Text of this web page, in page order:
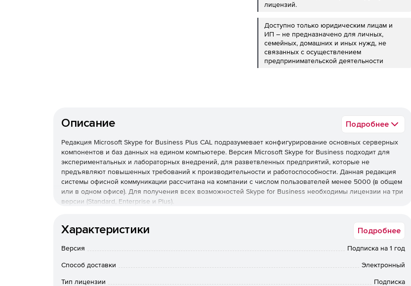
лицензий.
Доступно только юридическим лицам и
ИП – не предназначено для личных,
семейных, домашних и иных нужд, не
связанных с осуществлением
предпринимательской деятельности
Описание Подробнее
Редакция Microsoft Skype for Business Plus CAL подразумевает конфигурирование основных серверных
компонентов и баз данных на едином компьютере. Версия Microsoft Skype for Business подходит для
экспериментальных и лабораторных внедрений, для разветвленных предприятий, которые не
предъявляют повышенных требований к производительности и работоспособности. Данная редакция
системы офисной коммуникации рассчитана на компании с числом пользователей менее 5000 (в общем
или в одном офисе). Для получения всех возможностей Skype for Business необходимы лицензии на три
версии (Standard, Enterprise и Plus).
Skype for Business Standard функциями корпоративной голосовой телефонии. Данный продукт
Интернет-подключения к телефону, персональному компьютеру и настольным приложениям. Лицензия
всех возможностей Skype for Business Server необходимы лицензии на три версии (Standard, Enterprise и
Plus).
Характеристики Подробнее
Версия Подписка на 1 год
Способ доставки Электронный
Тип лицензии Подписка